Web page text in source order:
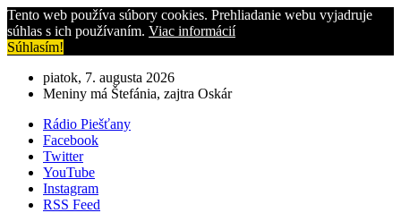
Tento web používa súbory cookies. Prehliadanie webu vyjadruje
súhlas s ich používaním. Viac informácií
Súhlasím!
piatok, 7. augusta 2026
Meniny má Štefánia, zajtra Oskár
Rádio Piešťany
Facebook
Twitter
YouTube
Instagram
RSS Feed